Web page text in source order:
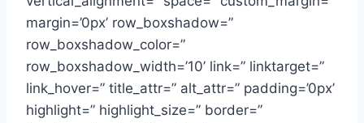
margin=’0px’ row_boxshadow=”
row_boxshadow_color=”
row_boxshadow_width=’10’ link=” linktarget=”
link_hover=” title_attr=” alt_attr=” padding=’0px’
highlight=” highlight_size=” border=”